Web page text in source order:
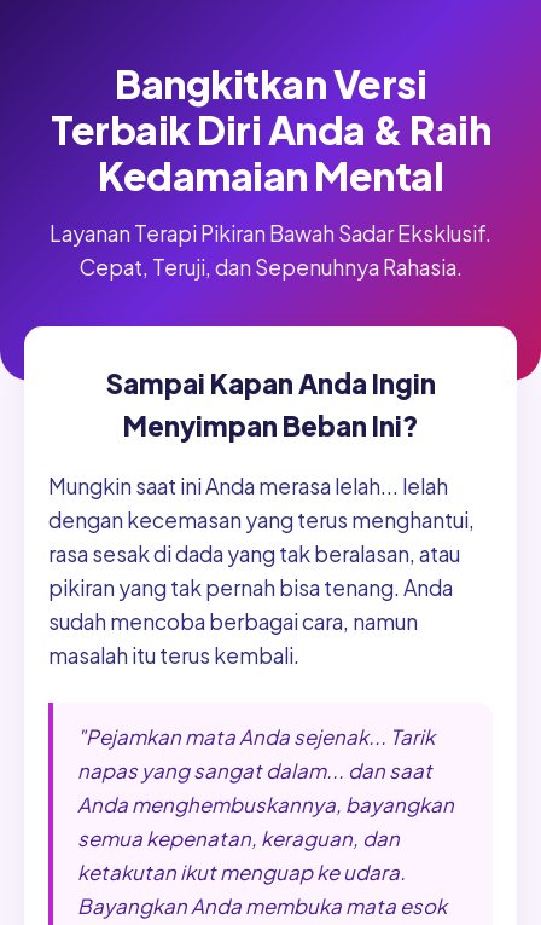
Bangkitkan Versi
Terbaik Diri Anda & Raih
Kedamaian Mental
Layanan Terapi Pikiran Bawah Sadar Eksklusif.
Cepat, Teruji, dan Sepenuhnya Rahasia.
Sampai Kapan Anda Ingin
Menyimpan Beban Ini?
Mungkin saat ini Anda merasa lelah... lelah
dengan kecemasan yang terus menghantui,
rasa sesak di dada yang tak beralasan, atau
pikiran yang tak pernah bisa tenang. Anda
sudah mencoba berbagai cara, namun
masalah itu terus kembali.
"Pejamkan mata Anda sejenak... Tarik
napas yang sangat dalam... dan saat
Anda menghembuskannya, bayangkan
semua kepenatan, keraguan, dan
ketakutan ikut menguap ke udara.
Bayangkan Anda membuka mata esok